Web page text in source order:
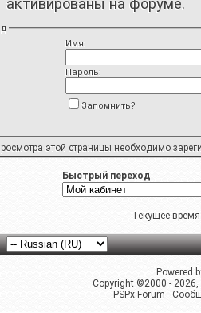
активированы на форуме.
Имя:
Пароль:
Запомнить?
этой страницы необходимо
Быстрый переход
Текущее
Powered
Copyright ©2000 -
PSPx Forum -